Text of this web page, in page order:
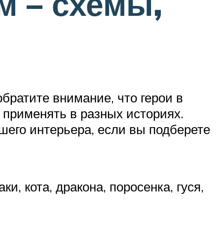
внимание, что герои в
применять в разных историях.
интерьера, если вы подберете
кота, дракона, поросенка, гуся,